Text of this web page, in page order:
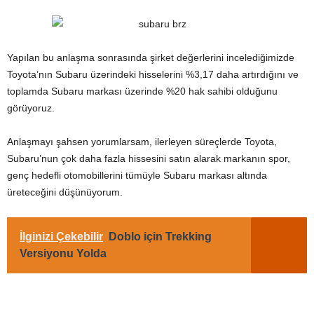
Yapılan bu anlaşma sonrasında şirket değerlerini incelediğimizde
Toyota’nın Subaru üzerindeki hisselerini %3,17 daha artırdığını ve
toplamda Subaru markası üzerinde %20 hak sahibi olduğunu
görüyoruz.
Anlaşmayı şahsen yorumlarsam, ilerleyen süreçlerde Toyota,
Subaru’nun çok daha fazla hissesini satın alarak markanın spor,
genç hedefli otomobillerini tümüyle Subaru markası altında
üreteceğini düşünüyorum.
İlginizi Çekebilir
Doblo için Trekking
Versiyonu Yolda